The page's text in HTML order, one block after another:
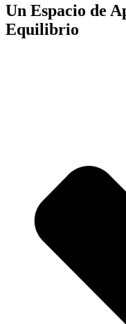
Un Espacio de
Equilibrio